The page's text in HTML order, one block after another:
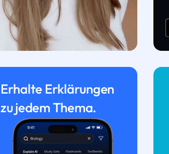
Erhalte Erklärungen
zu jedem Thema.